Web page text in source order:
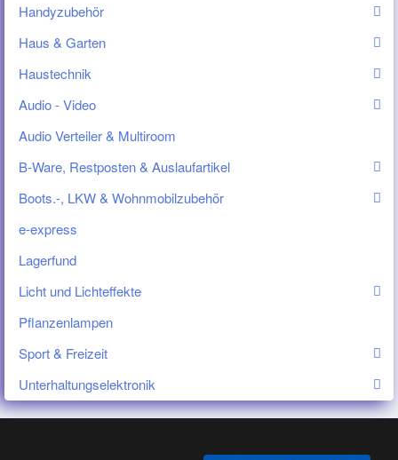
Handyzubehör
Haus & Garten
Haustechnik
Audio - Video
Audio Verteiler & Multiroom
B-Ware, Restposten & Auslaufartikel
Boots.-, LKW & Wohnmobilzubehör
e-express
Lagerfund
Licht und Lichteffekte
Pflanzenlampen
Sport & Freizeit
Unterhaltungselektronik